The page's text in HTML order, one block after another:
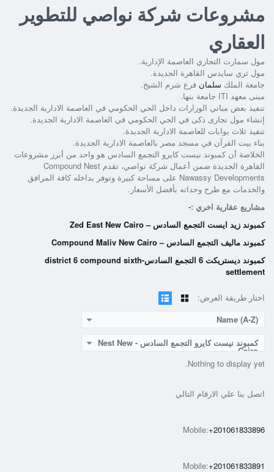
مشروعات شركة نواصي للتطوير
العقاري
مول سمارت التجاري العاصمة الإدارية.
مول ثري سايدس القاهرة الجديدة.
جامعة الملك سلمان فرع شرم الشيخ.
مبنى معهد ITI جامعة بنها.
تنفيذ بعض مباني الوزارات داخل الحي الحكومي في العاصمة الادارية الجديدة.
إنشاء مول تجارى ذكى في الحي الحكومي في العاصمة الادارية الجديدة.
تنفيذ ثلاث بوابات للعاصمة الادارية الجديدة.
بناء بيت القرآن في مسجد مصر بالعاصمة الادارية الجديدة.
الخلاصة أن كمبوند نيست كايرو التجمع السادس هو واحد من أبرز مشروعات
القاهرة الجديدة ضمن أعمال شركة نواصي، تقدم Compound Nest
Nawassy Developments على مساحة كبيرة وتوفر بداخله كافة المرافق
والخدمات مع طرح وحداته بأفضل الأسعار.
مشاريع عقارية اخري :-
كمبوند زيد ايست التجمع السادس – Zed East New Ca‎iro
كمبوند ماليف التجمع السادس – Compound Maliv New Cairo
كمبوند ديستريكت 6 التجمع السادس-district 6 compound sixth
settlement
اختار طريقة العرض:
Name (A-Z)
كمبوند نيست كايرو التجمع السادس - Nest New
Cairo
Nothing to display yet.
اتصل بنا علي الارقام التالي
Mobile:+201061833896
Mobile:+201061833891